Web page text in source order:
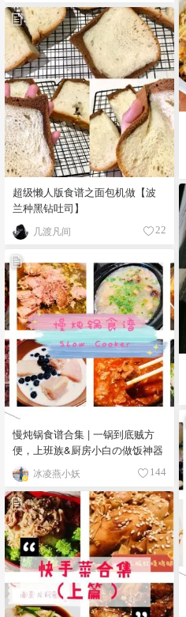
超级懒人版食谱之面包机做【波
兰种黑钻吐司】
几渡凡间 22
慢炖锅食谱合集 | 一锅到底贼方
便，上班族&厨房小白の做饭神器
冰凌燕小妖 144